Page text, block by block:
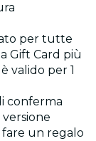
per tutte
Gift Card più
valido per 1
conferma
fare un regalo